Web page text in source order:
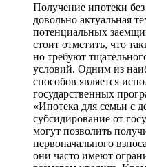
Получение ипотеки
довольно актуальная
потенциальных
стоит отметить, что
но требуют
условий. Одним из
способов является
государственных
«Ипотека для семьи с
субсидирование от
могут позволить
первоначального
они часто имеют